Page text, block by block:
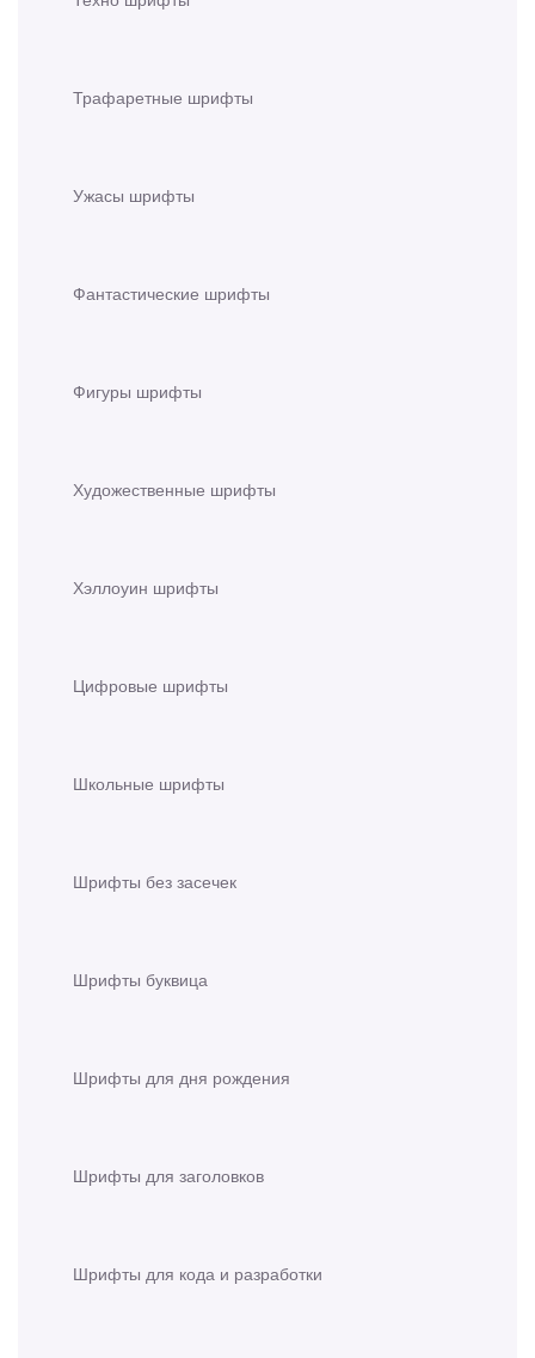
Трафаретные шрифты
Ужасы шрифты
Фантастические шрифты
Фигуры шрифты
Художественные шрифты
Хэллоуин шрифты
Цифровые шрифты
Школьные шрифты
Шрифты без засечек
Шрифты буквица
Шрифты для дня рождения
Шрифты для заголовков
Шрифты для кода и разработки